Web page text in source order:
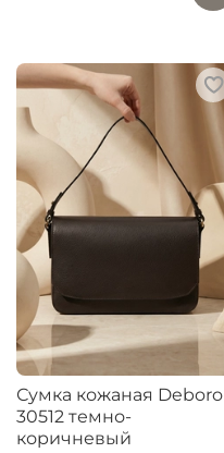
Сумка кожаная Deboro
30512 темно-
коричневый